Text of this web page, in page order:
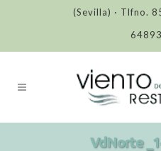
(Sevilla) · Tlfno.
VdNorte